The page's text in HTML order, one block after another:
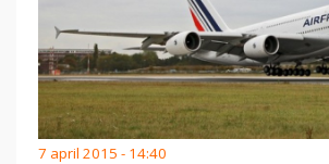
7 april 2015 - 14:40